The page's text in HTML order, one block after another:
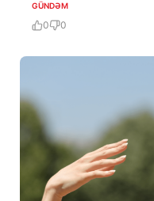
GÜNDƏM
0 0